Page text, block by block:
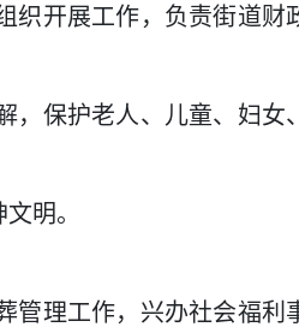
织开展工作，负责街道财
，保护老人、儿童、妇女
明。
管理工作，兴办社会福利